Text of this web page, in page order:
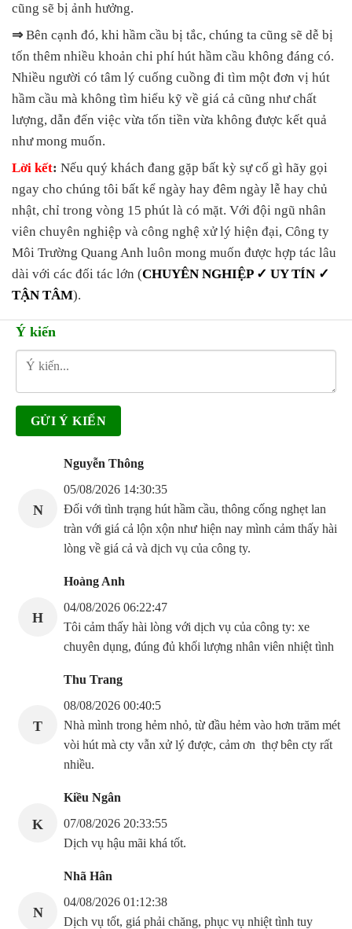
cũng sẽ bị ảnh hưởng.
⇒ Bên cạnh đó, khi hầm cầu bị tắc, chúng ta cũng sẽ dễ bị
tốn thêm nhiều khoản chi phí hút hầm cầu không đáng có.
Nhiều người có tâm lý cuống cuồng đi tìm một đơn vị hút
hầm cầu mà không tìm hiểu kỹ về giá cả cũng như chất
lượng, dẫn đến việc vừa tốn tiền vừa không được kết quả
như mong muốn.
Lời kết: Nếu quý khách đang gặp bất kỳ sự cố gì hãy gọi
ngay cho chúng tôi bất kể ngày hay đêm ngày lễ hay chủ
nhật, chỉ trong vòng 15 phút là có mặt. Với đội ngũ nhân
viên chuyên nghiệp và công nghệ xử lý hiện đại, Công ty
Môi Trường Quang Anh luôn mong muốn được hợp tác lâu
dài với các đối tác lớn (CHUYÊN NGHIỆP ✓ UY TÍN ✓
TẬN TÂM).
Ý kiến
N
Nguyễn Thông
05/08/2026 14:30:35
Đối với tình trạng hút hầm cầu, thông cống nghẹt lan
tràn với giá cả lộn xộn như hiện nay mình cảm thấy hài
lòng về giá cả và dịch vụ của công ty.
H
Hoàng Anh
04/08/2026 06:22:47
Tôi cảm thấy hài lòng với dịch vụ của công ty: xe
chuyên dụng, đúng đủ khối lượng nhân viên nhiệt tình
T
Thu Trang
08/08/2026 00:40:5
Nhà mình trong hẻm nhỏ, từ đầu hẻm vào hơn trăm mét
vòi hút mà cty vẫn xử lý được, cảm ơn thợ bên cty rất
nhiều.
K
Kiều Ngân
07/08/2026 20:33:55
Dịch vụ hậu mãi khá tốt.
N
Nhã Hân
04/08/2026 01:12:38
Dịch vụ tốt, giá phải chăng, phục vụ nhiệt tình tuy